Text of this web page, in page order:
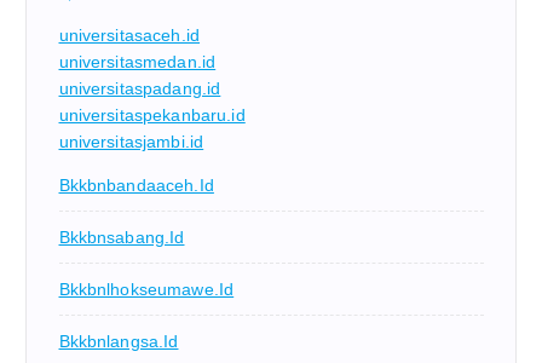
universitasaceh.id
universitasmedan.id
universitaspadang.id
universitaspekanbaru.id
universitasjambi.id
Bkkbnbandaaceh.id
Bkkbnsabang.id
Bkkbnlhokseumawe.id
Bkkbnlangsa.id